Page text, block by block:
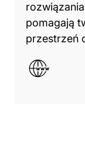
pomagają
przestrzeń